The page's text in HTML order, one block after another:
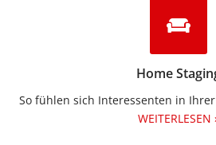
Home
So fühlen sich Interessenten in
WEITERLESEN